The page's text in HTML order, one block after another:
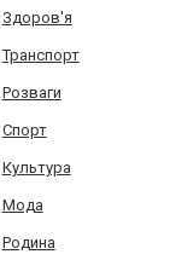
Здоров'я
Транспорт
Розваги
Спорт
Культура
Мода
Родина